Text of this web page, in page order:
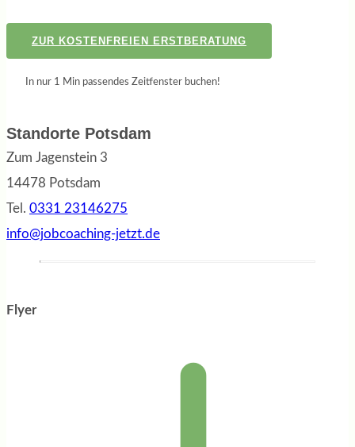
ZUR KOSTENFREIEN ERSTBERATUNG
In nur 1 Min passendes Zeitfenster buchen!
Standorte Potsdam
Zum Jagenstein 3
14478 Potsdam
Tel. 0331 23146275
info@jobcoaching-jetzt.de
Flyer